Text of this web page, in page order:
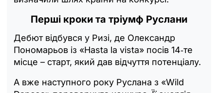
Перші кроки та тріумф Руслани
Дебют відбувся у Ризі, де Олександр
Пономарьов із «Hasta la vista» посів 14‑те
місце – старт, який дав відчуття потенціалу.
А вже наступного року Руслана з «Wild